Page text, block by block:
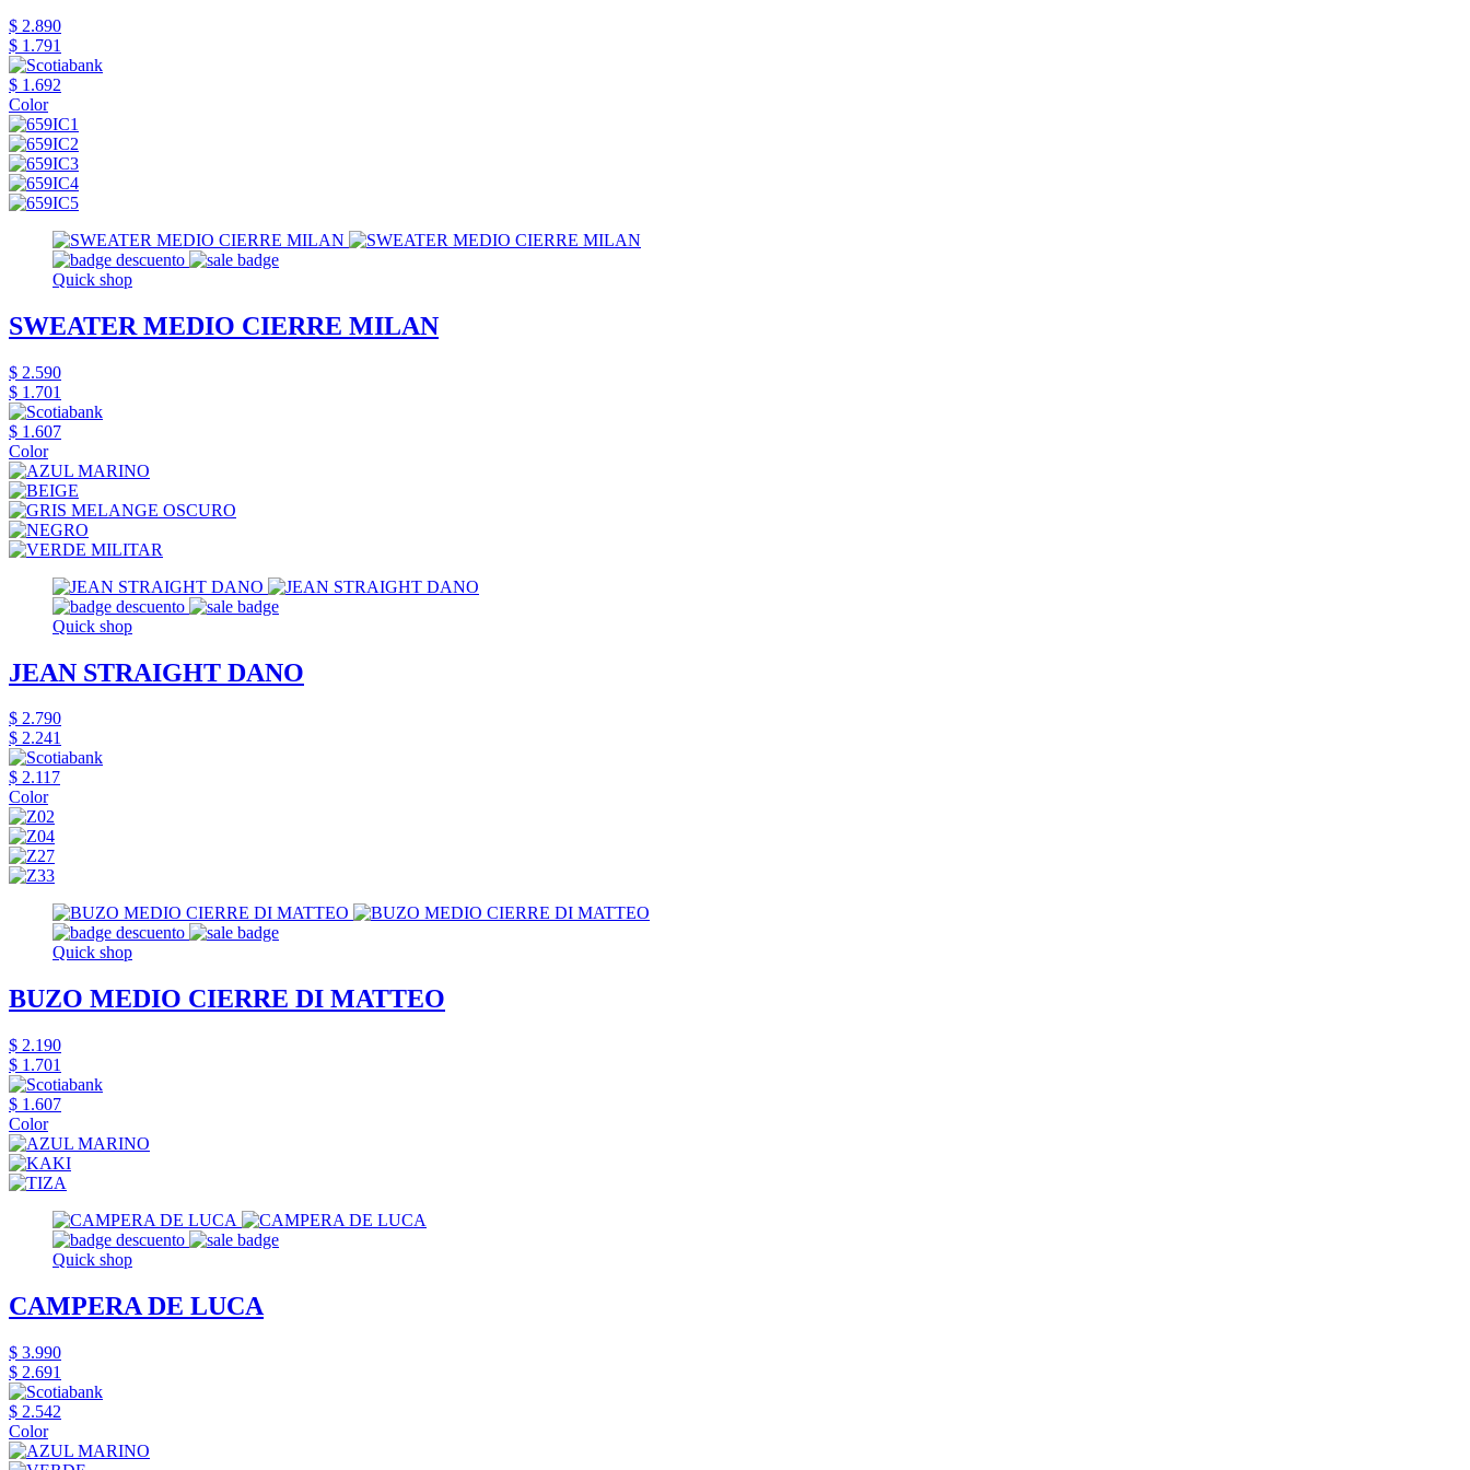
$ 2.890
$ 1.791
$ 1.692
Color
Quick shop
SWEATER MEDIO CIERRE MILAN
$ 2.590
$ 1.701
$ 1.607
Color
Quick shop
JEAN STRAIGHT DANO
$ 2.790
$ 2.241
$ 2.117
Color
Quick shop
BUZO MEDIO CIERRE DI MATTEO
$ 2.190
$ 1.701
$ 1.607
Color
Quick shop
CAMPERA DE LUCA
$ 3.990
$ 2.691
$ 2.542
Color